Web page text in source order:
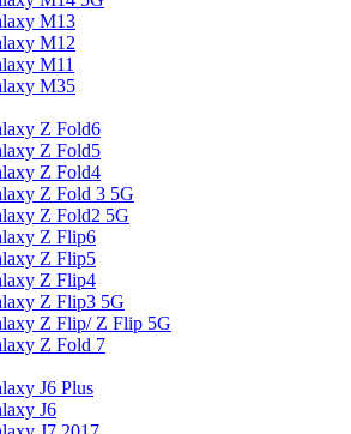
M13
M12
M11
M35
Z Fold6
Z Fold5
Z Fold4
Z Fold 3 5G
Z Fold2 5G
Z Flip6
Z Flip5
Z Flip4
Z Flip3 5G
Z Flip/ Z Flip 5G
Z Fold 7
J6 Plus
J6